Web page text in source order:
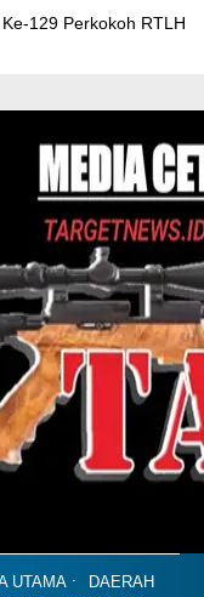
129 Perkokoh RTLH
UTAMA
DAERAH